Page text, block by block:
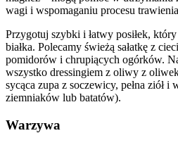
wagi i wspomaganiu procesu
Przygotuj szybki i łatwy posiłek,
białka. Polecamy świeżą sałatkę z
pomidorów i chrupiących ogórków.
wszystko dressingiem z oliwy z
sycąca zupa z soczewicy, pełna ziół
ziemniaków lub batatów).
Warzywa